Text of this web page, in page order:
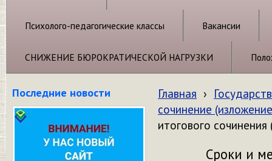
Психолого-педагогические классы Вакансии
СНИЖЕНИЕ БЮРОКРАТИЧЕСКОЙ НАГРУЗКИ
Последние новости Главная ›
сочинение
итогового
Сроки и